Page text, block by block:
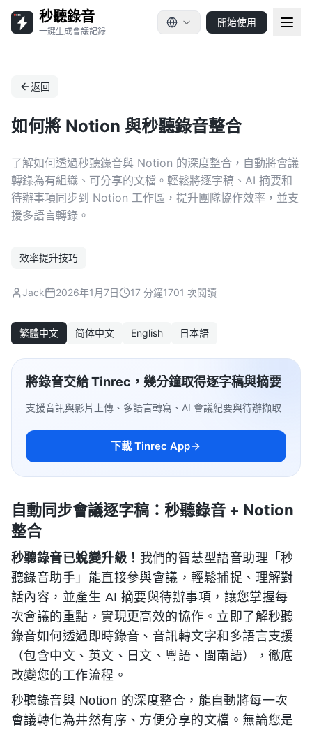
秒聽錄音
一鍵生成會議記錄
開始使用
返回
如何將 Notion 與秒聽錄音整合
了解如何透過秒聽錄音與 Notion 的深度整合，自動將會議
轉錄為有組織、可分享的文檔。輕鬆將逐字稿、AI 摘要和
待辦事項同步到 Notion 工作區，提升團隊協作效率，並支
援多語言轉錄。
效率提升技巧
Jack 2026年1月7日 17 分鐘1701 次閱讀
繁體中文 简体中文 English 日本語
將錄音交給 Tinrec，幾分鐘取得逐字稿與摘要
支援音訊與影片上傳、多語言轉寫、AI 會議紀要與待辦擷取
下載 Tinrec App
自動同步會議逐字稿：秒聽錄音 + Notion
整合
秒聽錄音已蛻變升級！ 我們的智慧型語音助理「秒
聽錄音助手」能直接參與會議，輕鬆捕捉、理解對
話內容，並產生 AI 摘要與待辦事項，讓您掌握每
次會議的重點，實現更高效的協作。立即了解秒聽
錄音如何透過即時錄音、音訊轉文字和多語言支援
（包含中文、英文、日文、粵語、閩南語），徹底
改變您的工作流程。
秒聽錄音與 Notion 的深度整合，能自動將每一次
會議轉化為井然有序、方便分享的文檔。無論您是